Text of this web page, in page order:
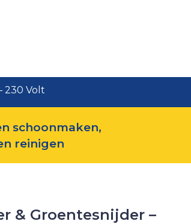
230 Volt
schoonmaken,
reinigen
& Groentesnijder –